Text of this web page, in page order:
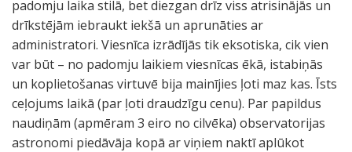
padomju laika stilā, bet diezgan drīz viss atrisinājās un
drīkstējām iebraukt iekšā un aprunāties ar
administratori. Viesnīca izrādījās tik eksotiska, cik vien
var būt – no padomju laikiem viesnīcas ēkā, istabiņās
un koplietošanas virtuvē bija mainījies ļoti maz kas. Īsts
ceļojums laikā (par ļoti draudzīgu cenu). Par papildus
naudiņām (apmēram 3 eiro no cilvēka) observatorijas
astronomi piedāvāja kopā ar viņiem naktī aplūkot